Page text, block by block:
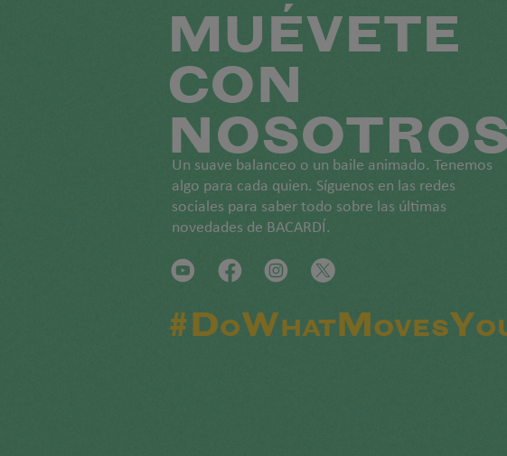
MUÉVETE
CON
Un suave balanceo o un baile animado. Tenemos
algo para cada quien. Síguenos en las redes
sociales para saber todo sobre las últimas
novedades de BACARDÍ.